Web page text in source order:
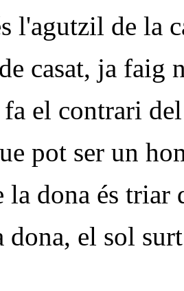
l'agutzil de la
casat, ja faig
el contrari
pot ser un
dona és triar
dona, el sol